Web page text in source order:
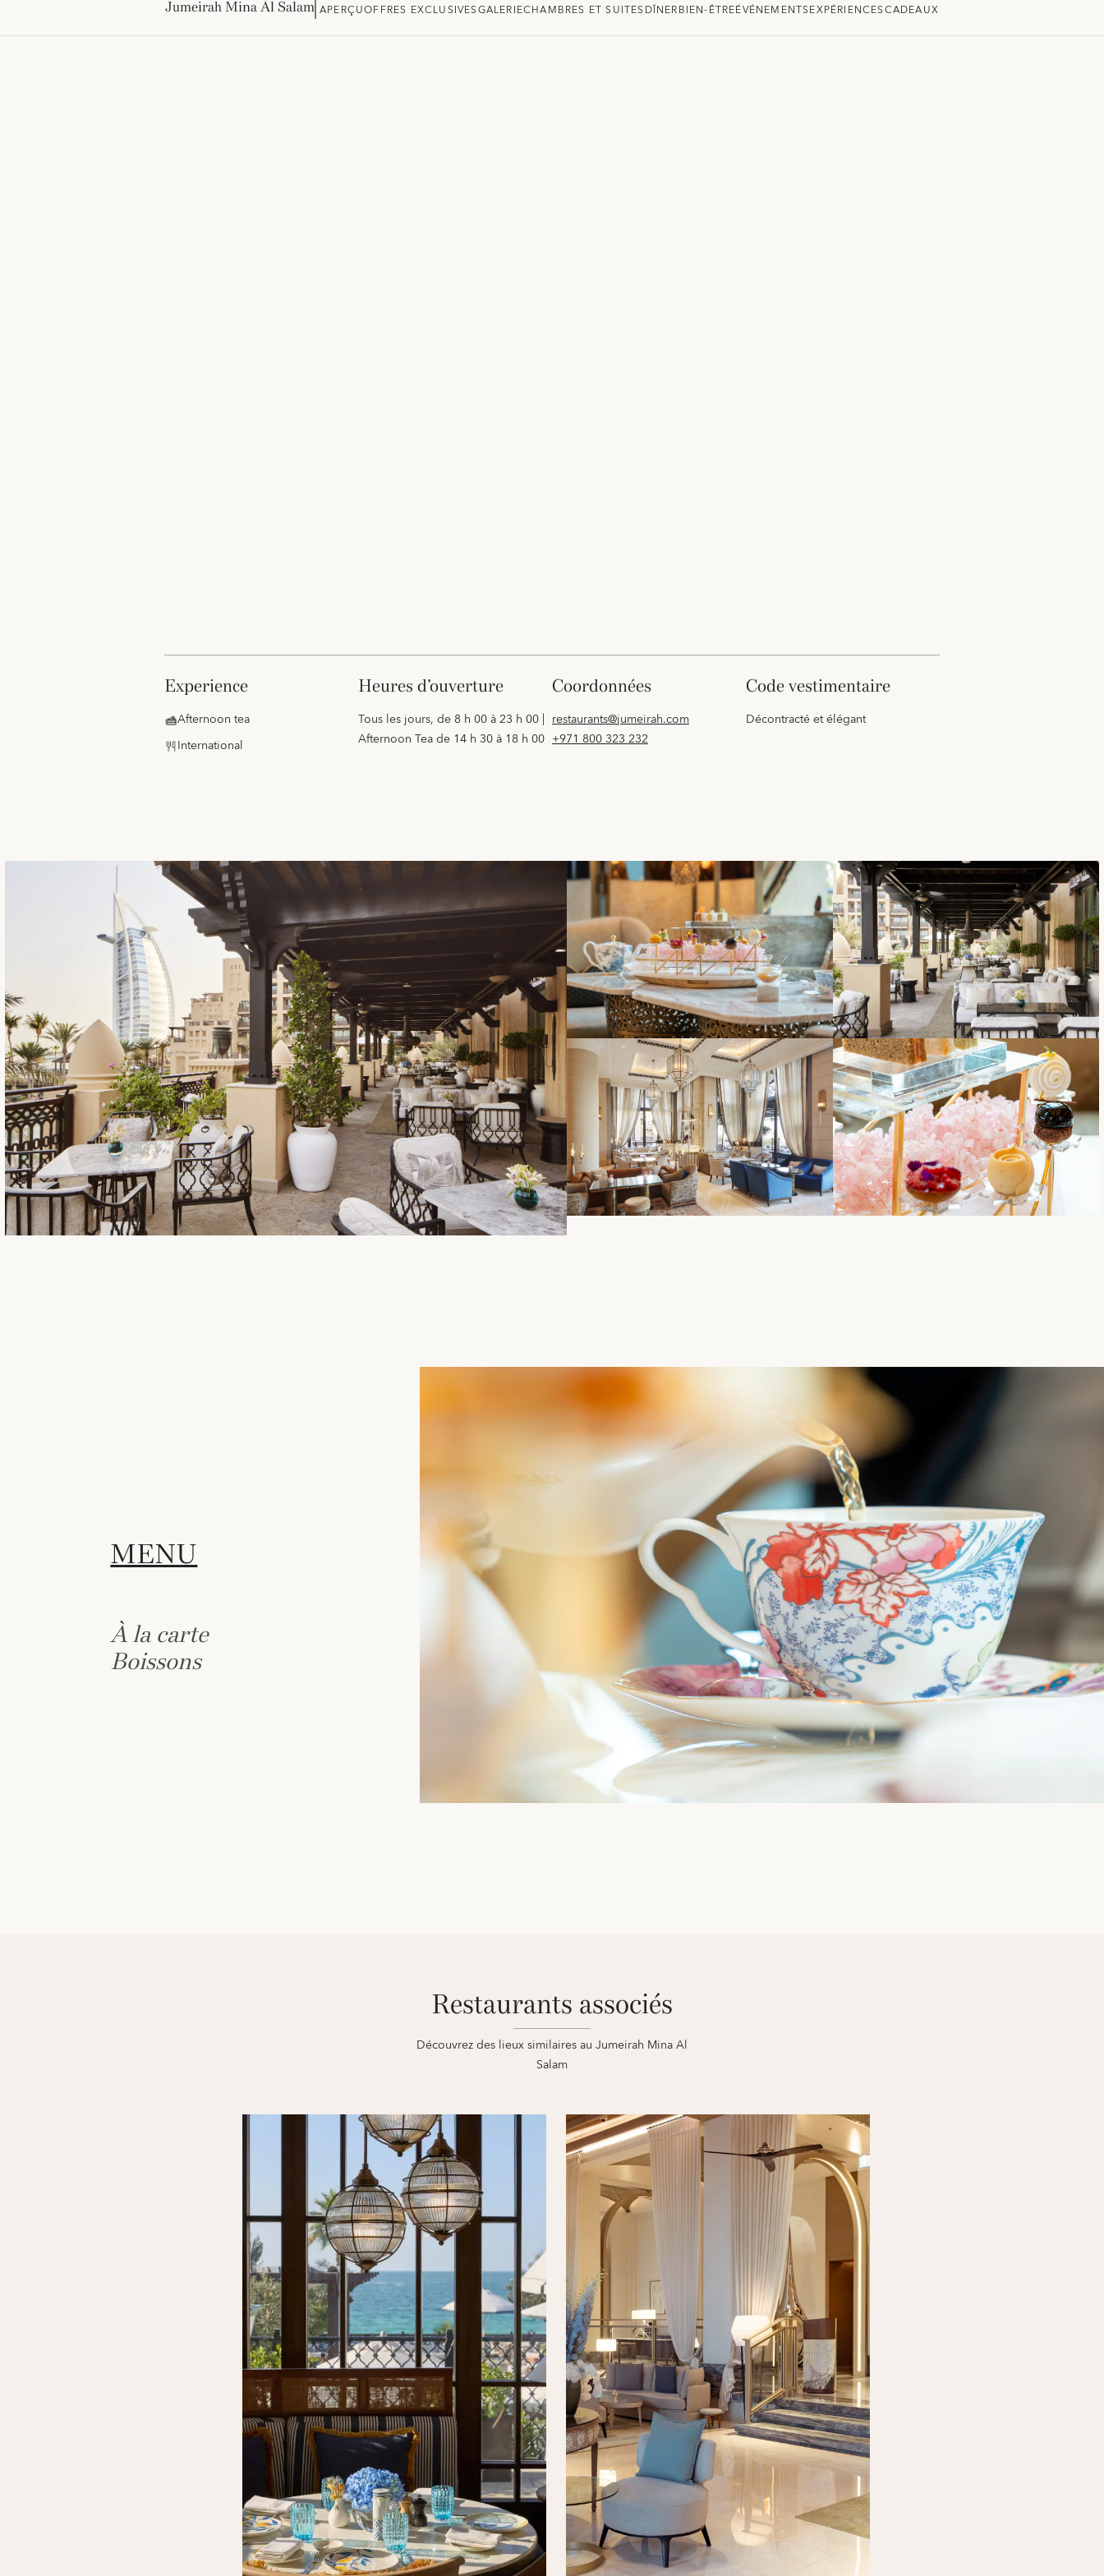
Jumeirah Mina Al Salam APERÇUOFFRES EXCLUSIVESGALERIECHAMBRES ET SUITESDÎNERBIEN-ÊTREÉVÉNEMENTSEXPÉRIENCESCADEAUX
experience
Afternoon tea
International
heures d’ouverture
Tous les jours, de 8 h 00 à 23 h 00 |
Afternoon Tea de 14 h 30 à 18 h 00
coordonnées
restaurants@jumeirah.com
+971 800 323 232
code vestimentaire
Décontracté et élégant
MENU
À la carte
Boissons
Restaurants associés
Découvrez des lieux similaires au Jumeirah Mina Al
Salam